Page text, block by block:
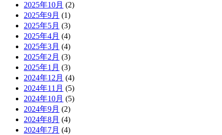
2025年10月 (2)
2025年9月 (1)
2025年5月 (3)
2025年4月 (4)
2025年3月 (4)
2025年2月 (3)
2025年1月 (3)
2024年12月 (4)
2024年11月 (5)
2024年10月 (5)
2024年9月 (2)
2024年8月 (4)
2024年7月 (4)